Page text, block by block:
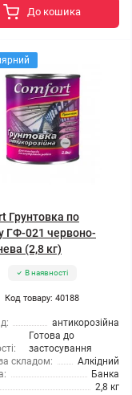
До кошика
Грунтовка по
ГФ-021 червоно-
(2,8 кг)
В наявності
Код товару: 40188
антикорозійна
Готова до
застосування
складом:
Алкідний
Банка
2,8 кг